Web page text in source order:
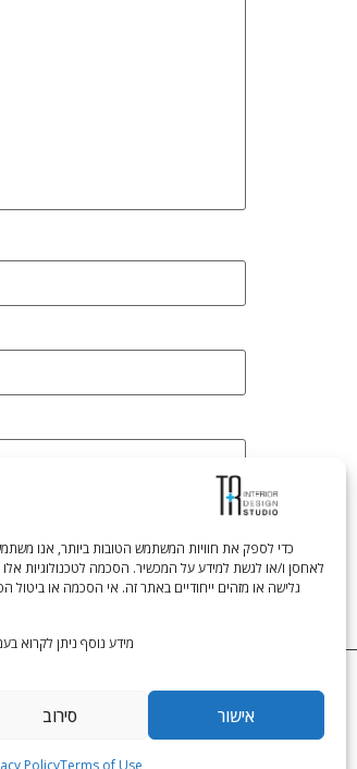
לאחסן ו/או לגשת למידע על המכשיר. הסכמה לטכנולוגיות
גלישה או מזהים ייחודיים באתר זה. אי הסכמה או
מידע נוסף ניתן לקרוא
אישור סירוב
Terms of Use
Policy